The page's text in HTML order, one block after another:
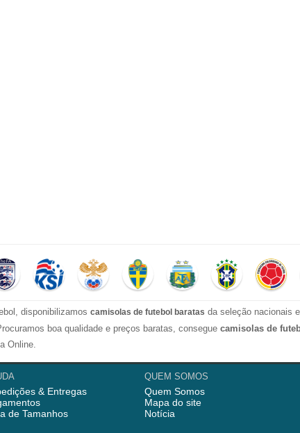
disponibilizamos camisolas de futebol baratas da seleção nacionais
boa qualidade e preços baratas, consegue camisolas de
Online.
alta qualidade para os fãs, então temos camisolas mulher,
clubes, como Benfica, Porto da Liga Portuguesa, Real Madrid,
camisola treino, calças treino e calções de futebol, aqui nós temos
& Entregas
de Tamanhos
QUEM SOMOS
Quem Somos
Mapa do site
Notícia